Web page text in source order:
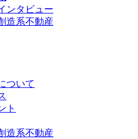
ンタビュー
造系不動産
ついて
ト
造系不動産